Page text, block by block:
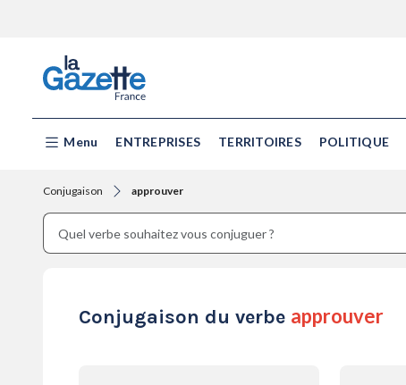
Menu ENTREPRISES TERRITOIRES POLITIQUE
Conjugaison approuver
Conjugaison du verbe approuver